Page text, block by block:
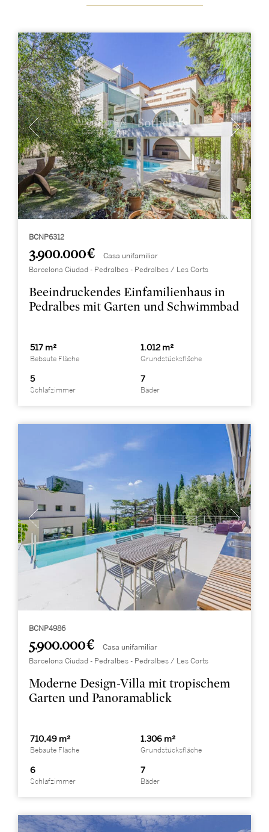
BCNP6312
3.900.000 € Casa unifamiliar
Barcelona Ciudad - Pedralbes - Pedralbes / Les Corts
Beeindruckendes Einfamilienhaus in
Pedralbes mit Garten und Schwimmbad
517 m²
Bebaute Fläche
1.012 m²
Grundstücksfläche
5
Schlafzimmer
7
Bäder
BCNP4986
5.900.000 € Casa unifamiliar
Barcelona Ciudad - Pedralbes - Pedralbes / Les Corts
Moderne Design-Villa mit tropischem
Garten und Panoramablick
710,49 m²
Bebaute Fläche
1.306 m²
Grundstücksfläche
6
Schlafzimmer
7
Bäder